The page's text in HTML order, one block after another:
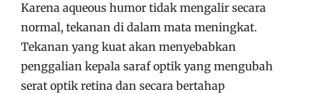
Karena aqueous humor tidak mengalir secara
normal, tekanan di dalam mata meningkat.
Tekanan yang kuat akan menyebabkan
penggalian kepala saraf optik yang mengubah
serat optik retina dan secara bertahap